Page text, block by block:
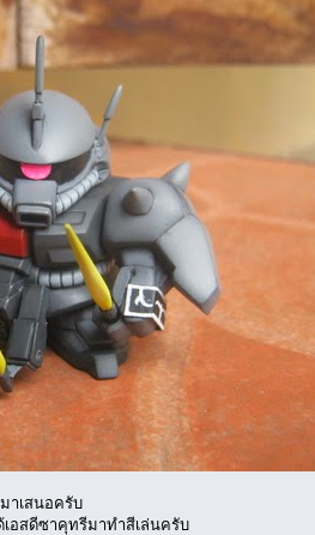
าเสนอครับ
อสดีซาคุทรีมาทำสีเล่นครับ